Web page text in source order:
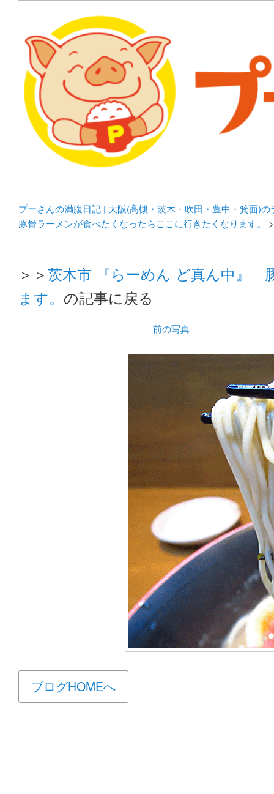
プーさんの満腹日記 |
豊中・箕面)のランチ＆
化してます。
プーさんの満腹日記 | 大阪(高槻・茨木・吹田・豊中・箕面)
豚骨ラーメンが食べたくなったらここに行きたくなります。
＞＞茨木市 『らーめん ど真ん中』
ます。 の記事に戻る
前の写真
ブログHOMEへ